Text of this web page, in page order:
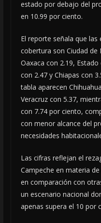
estado por debajo del
en 10.99 por ciento.
El reporte señala que
cobertura son Ciudad
Oaxaca con 2.19,
con 2.47 y Chiapas con
tabla aparecen
Veracruz con 5.37,
con 7.74 por ciento,
con menor alcance del
necesidades
Las cifras reflejan el
Campeche en materia
en comparación con
un escenario nacional
apenas supera el 10 por